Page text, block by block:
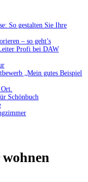
So gestalten Sie Ihre
– so geht’s
Profi bei DAW
„Mein gutes Beispiel
Schönbuch